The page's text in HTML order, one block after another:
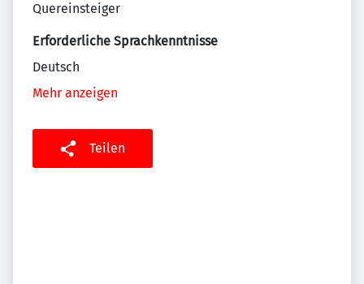
Quereinsteiger
Erforderliche Sprachkenntnisse
Deutsch
Mehr anzeigen
Teilen